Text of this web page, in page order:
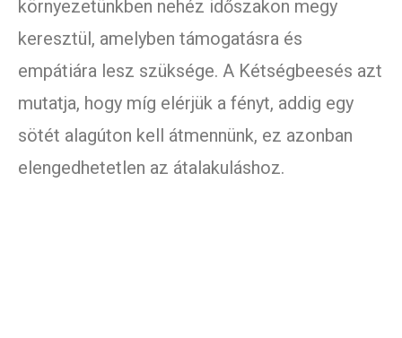
környezetünkben nehéz időszakon megy
keresztül, amelyben támogatásra és
empátiára lesz szüksége. A Kétségbeesés azt
mutatja, hogy míg elérjük a fényt, addig egy
sötét alagúton kell átmennünk, ez azonban
elengedhetetlen az átalakuláshoz.